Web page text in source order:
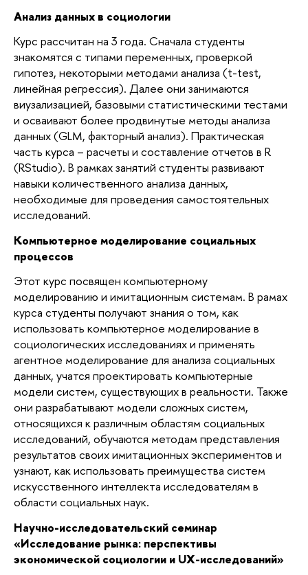
Анализ данных в социологии
Курс рассчитан на 3 года. Сначала студенты
знакомятся с типами переменных, проверкой
гипотез, некоторыми методами анализа (t-test,
линейная регрессия). Далее они занимаются
виузализацией, базовыми статистическими тестами
и осваивают более продвинутые методы анализа
данных (GLM, факторный анализ). Практическая
часть курса – расчеты и составление отчетов в R
(RStudio). В рамках занятий студенты развивают
навыки количественного анализа данных,
необходимые для проведения самостоятельных
исследований.
Компьютерное моделирование социальных
процессов
Этот курс посвящен компьютерному
моделированию и имитационным системам. В рамах
курса студенты получают знания о том, как
использовать компьютерное моделирование в
социологических исследованиях и применять
агентное моделирование для анализа социальных
данных, учатся проектировать компьютерные
модели систем, существующих в реальности. Также
они разрабатывают модели сложных систем,
относящихся к различным областям социальных
исследований, обучаются методам представления
результатов своих имитационных экспериментов и
узнают, как использовать преимущества систем
искусственного интеллекта исследователям в
области социальных наук.
Научно-исследовательский семинар
«Исследование рынка: перспективы
экономической социологии и UX-исследований»